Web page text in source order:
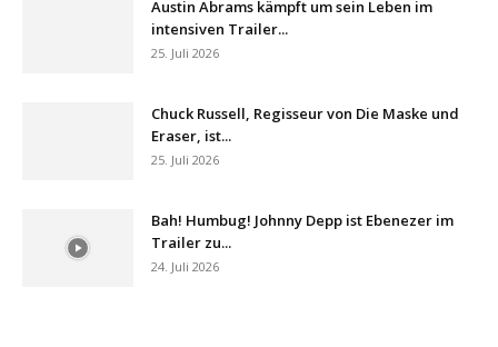
Austin Abrams kämpft um sein Leben im
intensiven Trailer...
25. Juli 2026
Chuck Russell, Regisseur von Die Maske und
Eraser, ist...
25. Juli 2026
Bah! Humbug! Johnny Depp ist Ebenezer im
Trailer zu...
24. Juli 2026